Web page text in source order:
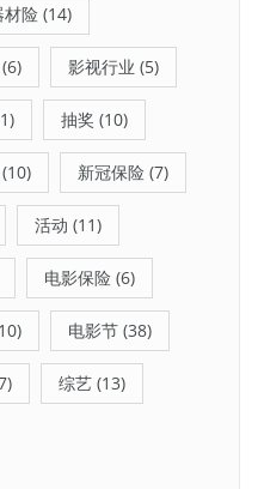
材险 (14)
(6) 影视行业 (5)
抽奖 (10)
(10) 新冠保险 (7)
活动 (11)
电影保险 (6)
电影节 (38)
综艺 (13)